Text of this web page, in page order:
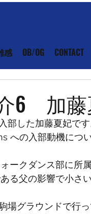
感 OB/OG CONTACT
6 加
した加藤夏妃です
への入部動機につ
ークダンス部に所
る父の影響で小さ
グラウンドで行